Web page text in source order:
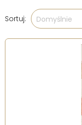
Sortuj: Domyślnie